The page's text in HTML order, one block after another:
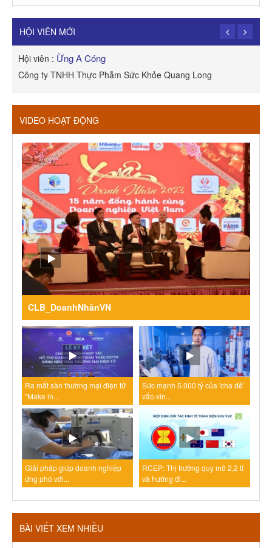
Công Ty TNHH Dịch vụ Cuộc Sống Hạnh Phúc
HỘI VIÊN MỚI
Hội viên : Ừng A Cóng
Công ty TNHH Thực Phẫm Sức Khỏe Quang Long
VIDEO HOẠT ĐỘNG
CLB_DoanhNhânVN
Ra mắt sàn thương mại điện tử
"Make in...
Sức mạnh 5.000 tỷ của 'cha đẻ'
vắc-xin...
Giải pháp giúp doanh nghiệp
ứng phó với...
RCEP: Thị trường quy mô 2,2 tỉ
và hướng đi...
BÀI VIẾT XEM NHIỀU